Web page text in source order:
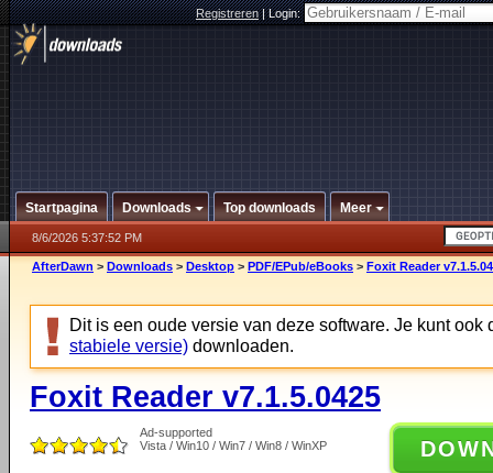
Registreren|Login:
Startpagina Downloads Top downloads Meer
8/6/2026 5:37:52 PM
AfterDawn > Downloads > Desktop > PDF/EPub/eBooks > Foxit Reader
Dit is een oude versie van deze software. Je kunt ook
stabiele versie) downloaden.
Foxit Reader v7.1.5.0425
Ad-supported
Vista / Win10 / Win7 / Win8 / WinXP